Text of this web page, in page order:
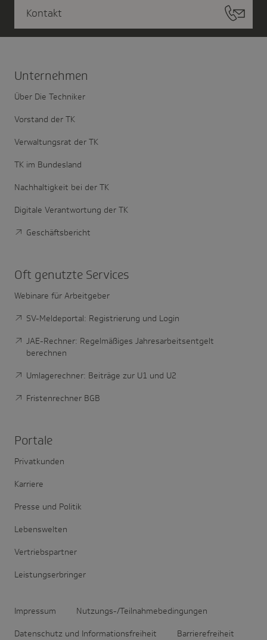
Kontakt
Unter­nehmen
Über Die Techniker
Vorstand der TK
Verwaltungsrat der TK
TK im Bundesland
Nachhaltigkeit bei der TK
Digitale Verantwortung der TK
Geschäftsbericht
Oft genutzte Services
Webinare für Arbeitgeber
SV-Meldeportal: Registrierung und Login
JAE-Rechner: Regelmäßiges Jahresarbeitsentgelt
berechnen
Umlagerechner: Beiträge zur U1 und U2
Fristenrechner BGB
Portale
Privatkunden
Karriere
Presse und Politik
Lebenswelten
Vertriebspartner
Leistungserbringer
Impressum Nutzungs-/Teilnahmebedingungen
Datenschutz und Informationsfreiheit Barrierefreiheit